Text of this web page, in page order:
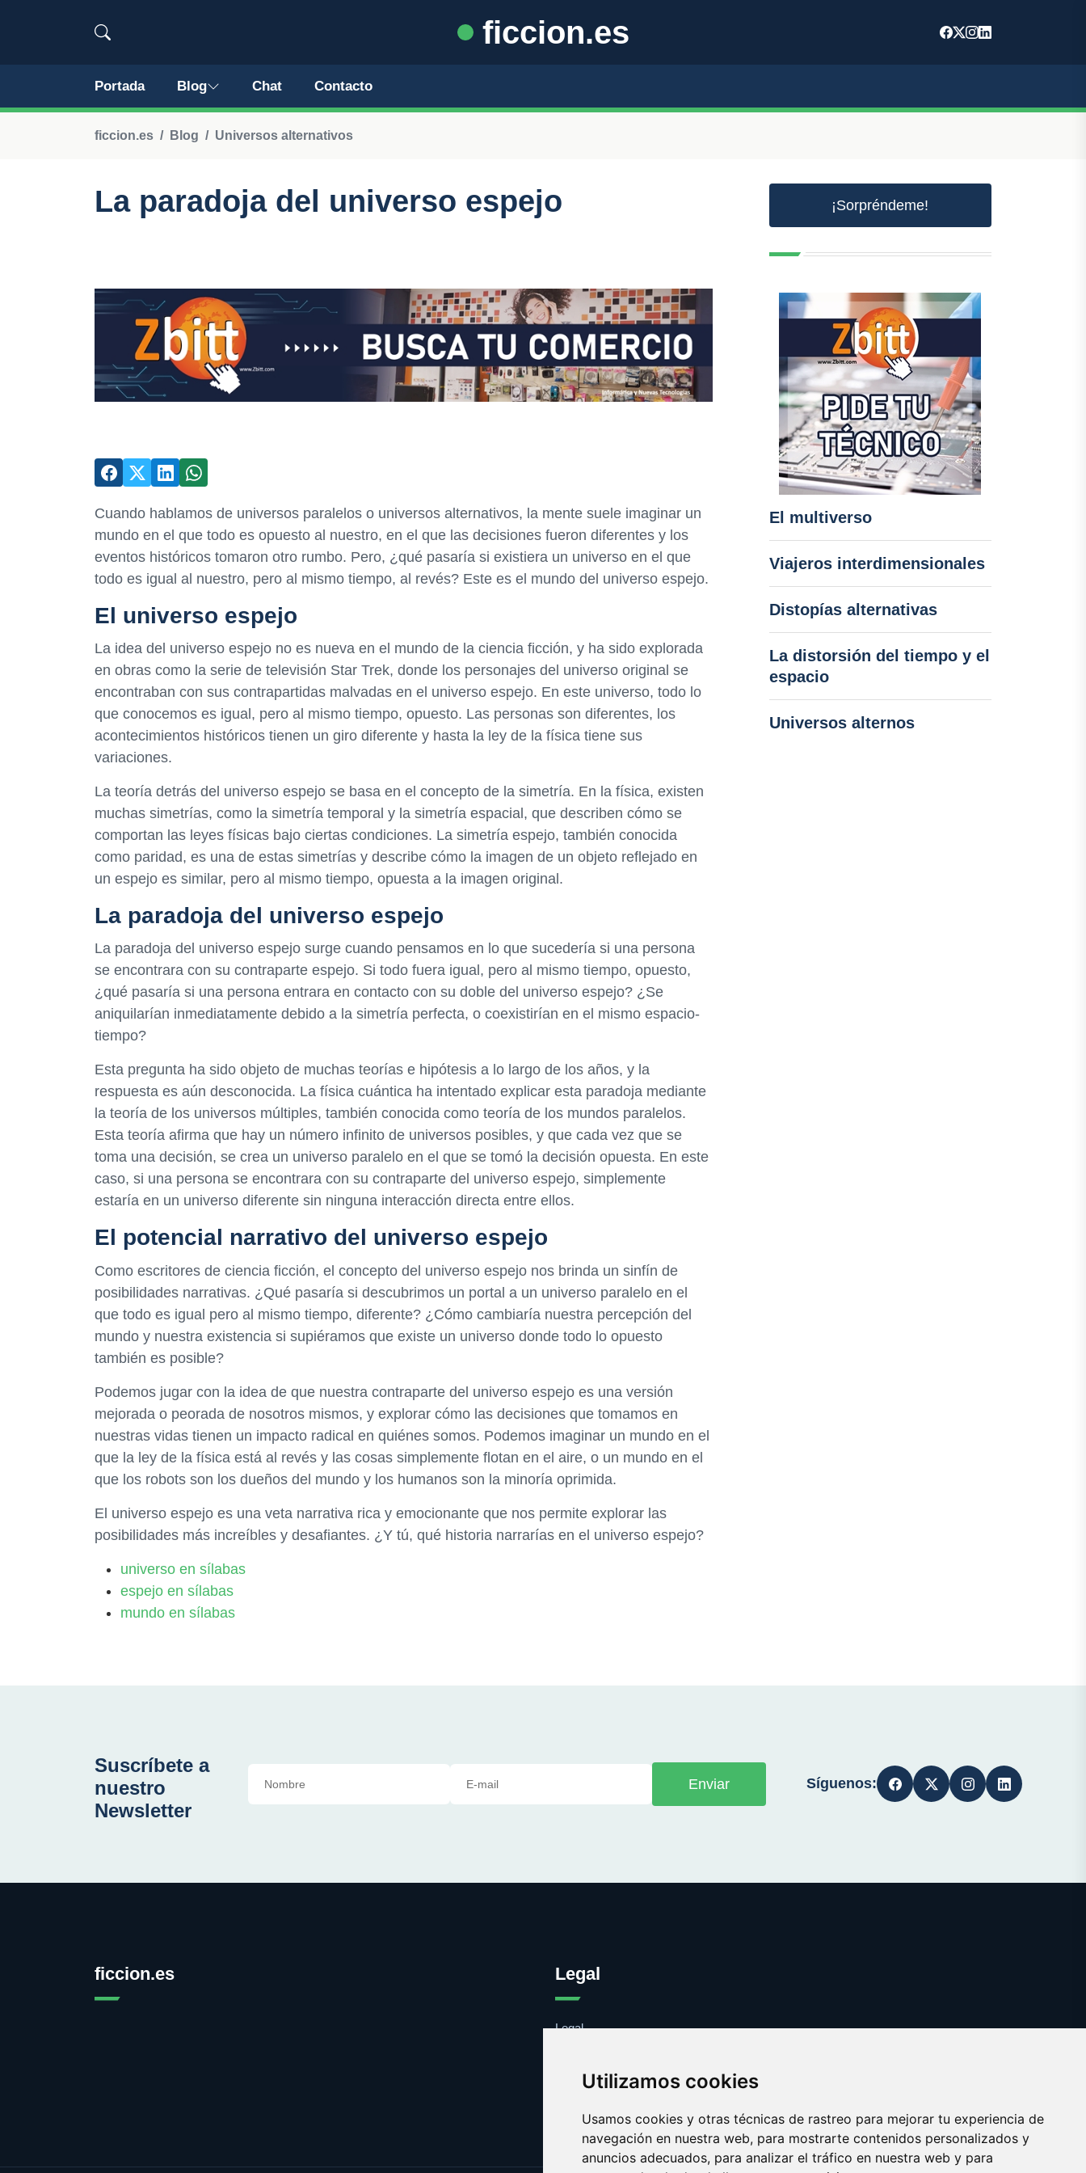
Utilizamos cookies
Usamos cookies y otras técnicas de rastreo para mejorar tu experiencia de
navegación en nuestra web, para mostrarte contenidos personalizados y
anuncios adecuados, para analizar el tráfico en nuestra web y para
ficcion.es
Portada Blog Chat Contacto
ficcion.es Blog Universos alternativos
La paradoja del universo espejo
Cuando hablamos de universos paralelos o universos alternativos, la mente suele imaginar un
mundo en el que todo es opuesto al nuestro, en el que las decisiones fueron diferentes y los
eventos históricos tomaron otro rumbo. Pero, ¿qué pasaría si existiera un universo en el que
todo es igual al nuestro, pero al mismo tiempo, al revés? Este es el mundo del universo espejo.
El universo espejo
La idea del universo espejo no es nueva en el mundo de la ciencia ficción, y ha sido explorada
en obras como la serie de televisión Star Trek, donde los personajes del universo original se
encontraban con sus contrapartidas malvadas en el universo espejo. En este universo, todo lo
que conocemos es igual, pero al mismo tiempo, opuesto. Las personas son diferentes, los
acontecimientos históricos tienen un giro diferente y hasta la ley de la física tiene sus
variaciones.
La teoría detrás del universo espejo se basa en el concepto de la simetría. En la física, existen
muchas simetrías, como la simetría temporal y la simetría espacial, que describen cómo se
comportan las leyes físicas bajo ciertas condiciones. La simetría espejo, también conocida
como paridad, es una de estas simetrías y describe cómo la imagen de un objeto reflejado en
un espejo es similar, pero al mismo tiempo, opuesta a la imagen original.
La paradoja del universo espejo
La paradoja del universo espejo surge cuando pensamos en lo que sucedería si una persona
se encontrara con su contraparte espejo. Si todo fuera igual, pero al mismo tiempo, opuesto,
¿qué pasaría si una persona entrara en contacto con su doble del universo espejo? ¿Se
aniquilarían inmediatamente debido a la simetría perfecta, o coexistirían en el mismo espacio-
tiempo?
Esta pregunta ha sido objeto de muchas teorías e hipótesis a lo largo de los años, y la
respuesta es aún desconocida. La física cuántica ha intentado explicar esta paradoja mediante
la teoría de los universos múltiples, también conocida como teoría de los mundos paralelos.
Esta teoría afirma que hay un número infinito de universos posibles, y que cada vez que se
toma una decisión, se crea un universo paralelo en el que se tomó la decisión opuesta. En este
caso, si una persona se encontrara con su contraparte del universo espejo, simplemente
estaría en un universo diferente sin ninguna interacción directa entre ellos.
El potencial narrativo del universo espejo
Como escritores de ciencia ficción, el concepto del universo espejo nos brinda un sinfín de
posibilidades narrativas. ¿Qué pasaría si descubrimos un portal a un universo paralelo en el
que todo es igual pero al mismo tiempo, diferente? ¿Cómo cambiaría nuestra percepción del
mundo y nuestra existencia si supiéramos que existe un universo donde todo lo opuesto
también es posible?
Podemos jugar con la idea de que nuestra contraparte del universo espejo es una versión
mejorada o peorada de nosotros mismos, y explorar cómo las decisiones que tomamos en
nuestras vidas tienen un impacto radical en quiénes somos. Podemos imaginar un mundo en el
que la ley de la física está al revés y las cosas simplemente flotan en el aire, o un mundo en el
que los robots son los dueños del mundo y los humanos son la minoría oprimida.
El universo espejo es una veta narrativa rica y emocionante que nos permite explorar las
posibilidades más increíbles y desafiantes. ¿Y tú, qué historia narrarías en el universo espejo?
universo en sílabas
espejo en sílabas
mundo en sílabas
¡Sorpréndeme!
El multiverso
Viajeros interdimensionales
Distopías alternativas
La distorsión del tiempo y el
espacio
Universos alternos
Suscríbete a
nuestro
Newsletter
Enviar Síguenos:
ficcion.es Legal
Legal
Contacto